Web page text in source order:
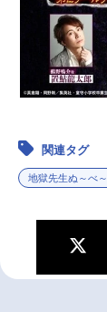
関連タグ
地獄先生ぬ～べ～